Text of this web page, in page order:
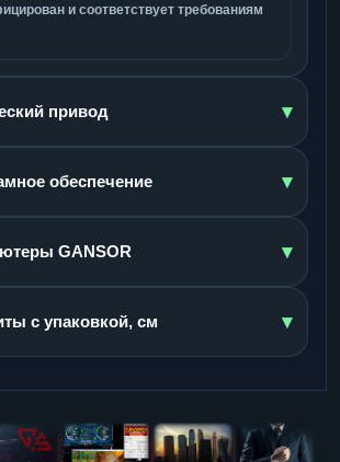
и соответствует требованиям
привод ▾
обеспечение ▾
GANSOR ▾
с упаковкой, см ▾